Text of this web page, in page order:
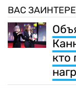
ВАС
кто